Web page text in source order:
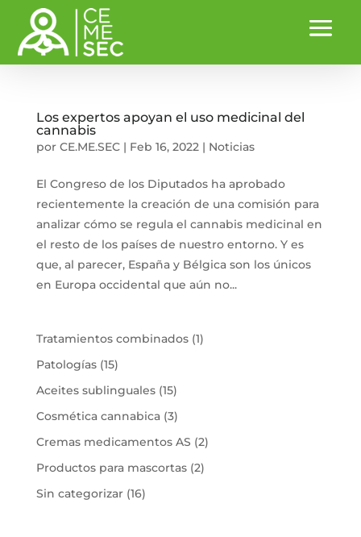
Los expertos apoyan el uso medicinal del
cannabis
por CE.ME.SEC| Feb 16, 2022| Noticias
El Congreso de los Diputados ha aprobado
recientemente la creación de una comisión para
analizar cómo se regula el cannabis medicinal en
el resto de los países de nuestro entorno. Y es
que, al parecer, España y Bélgica son los únicos
en Europa occidental que aún no...
Tratamientos combinados 11
Patologías 1515
productos
Aceites sublinguales 1515
productos
Cosmética cannabica 33
productos
Cremas medicamentos AS 22
Productos para mascortas 22
Sin categorizar 1616